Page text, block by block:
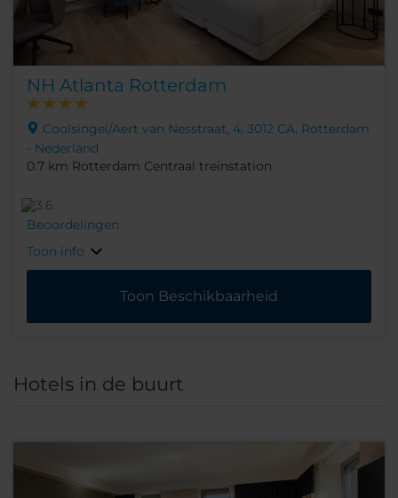
NH Atlanta Rotterdam
Coolsingel/Aert van Nesstraat, 4, 3012 CA, Rotterdam
- Nederland
0.7 km Rotterdam Centraal treinstation
Beoordelingen
Toon info
Toon Beschikbaarheid
Hotels in de buurt